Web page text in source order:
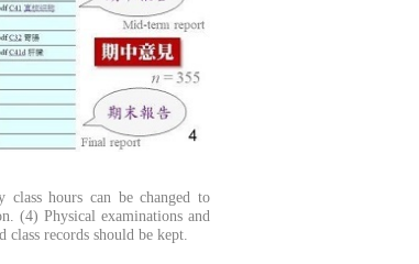
class hours can be changed to
(4) Physical examinations and
class records should be kept.